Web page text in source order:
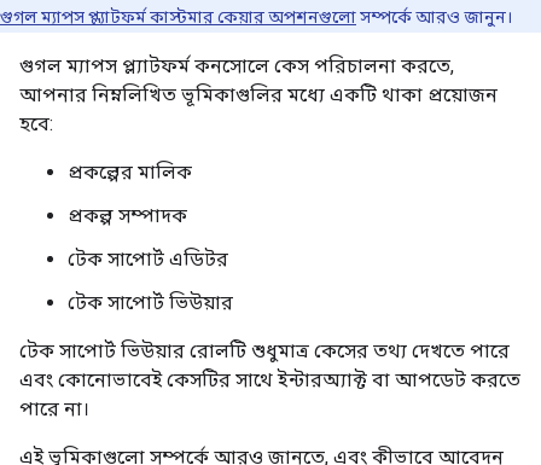
গুগল ম্যাপস প্ল্যাটফর্ম কাস্টমার কেয়ার অপশনগুলোসম্পর্কে আরও জানুন।
গুগল ম্যাপস প্ল্যাটফর্ম কনসোলে কেস পরিচালনা করতে,
আপনার নিম্নলিখিত ভূমিকাগুলির মধ্যে একটি থাকা প্রয়োজন
হবে:
প্রকল্পের মালিক
প্রকল্প সম্পাদক
টেক সাপোর্ট এডিটর
টেক সাপোর্ট ভিউয়ার
টেক সাপোর্ট ভিউয়ার রোলটি শুধুমাত্র কেসের তথ্য দেখতে পারে
এবং কোনোভাবেই কেসটির সাথে ইন্টারঅ্যাক্ট বা আপডেট করতে
পারে না।
এই ভূমিকাগুলো সম্পর্কে আরও জানতে, এবং কীভাবে আবেদন